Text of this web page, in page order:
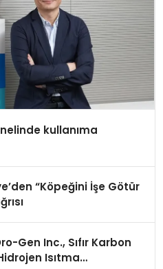
kullanıma
“Köpeğini İşe Götür
Gen Inc., Sıfır Karbon
Isıtma